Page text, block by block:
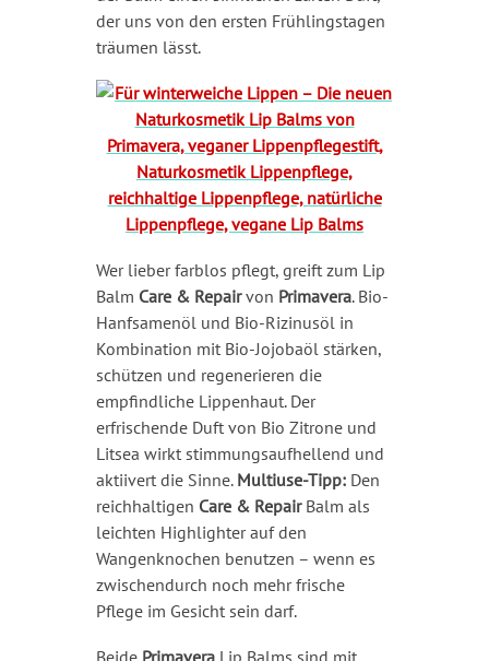
der uns von den ersten Frühlingstagen
träumen lässt.
Wer lieber farblos pflegt, greift zum Lip
Balm Care & Repairvon Primavera. Bio-
Hanfsamenöl und Bio-Rizinusöl in
Kombination mit Bio-Jojobaöl stärken,
schützen und regenerieren die
empfindliche Lippenhaut. Der
erfrischende Duft von Bio Zitrone und
Litsea wirkt stimmungsaufhellend und
aktiivert die Sinne. Multiuse-Tipp:Den
reichhaltigen Care & RepairBalm als
leichten Highlighter auf den
Wangenknochen benutzen – wenn es
zwischendurch noch mehr frische
Pflege im Gesicht sein darf.